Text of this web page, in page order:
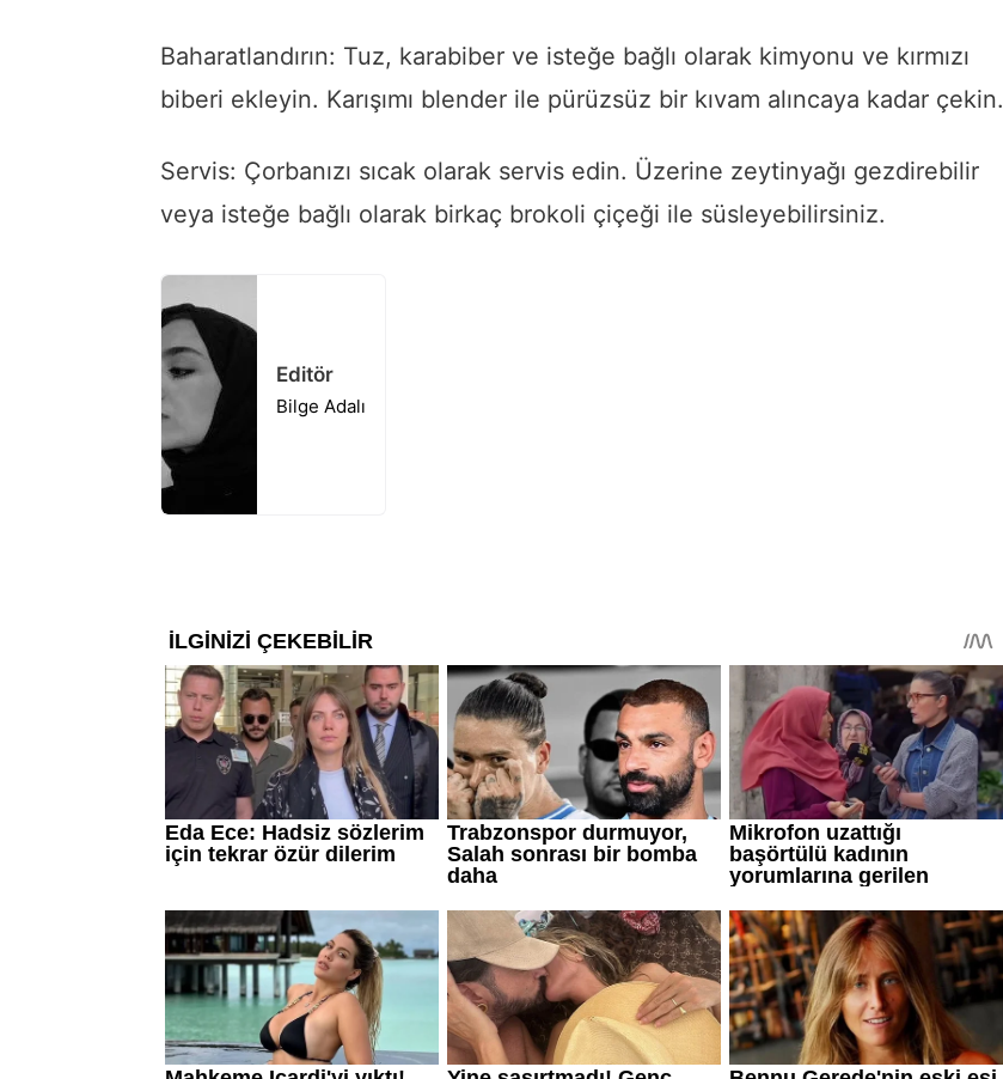
Baharatlandırın: Tuz, karabiber ve isteğe bağlı olarak kimyonu ve kırmızı
biberi ekleyin. Karışımı blender ile pürüzsüz bir kıvam alıncaya kadar çekin.
Servis: Çorbanızı sıcak olarak servis edin. Üzerine zeytinyağı gezdirebilir
veya isteğe bağlı olarak birkaç brokoli çiçeği ile süsleyebilirsiniz.
Editör
Bilge Adalı